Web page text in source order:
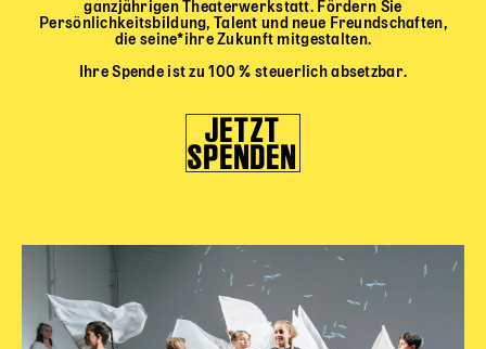
ganzjährigen Theaterwerkstatt. Fördern Sie
Persönlichkeitsbildung, Talent und neue Freundschaften,
die seine*ihre Zukunft mitgestalten.
Ihre Spende ist zu 100 % steuerlich absetzbar.
JETZT
SPENDEN